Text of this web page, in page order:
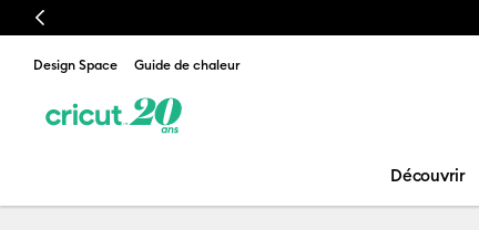
Previous
Design Space Guide de chaleur
Découvrir